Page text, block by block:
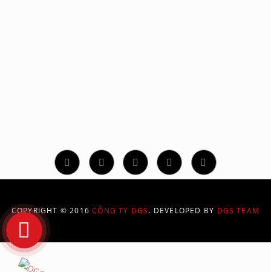
COPYRIGHT © 2016CÔNG TY DGS . DEVELOPED BY DGS TEAM